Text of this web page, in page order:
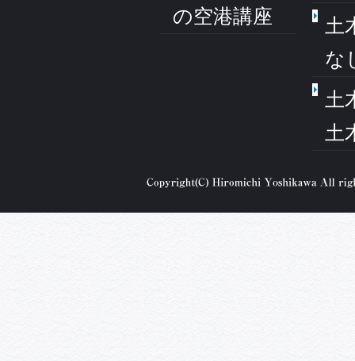
の空港講座
土
な
土
土